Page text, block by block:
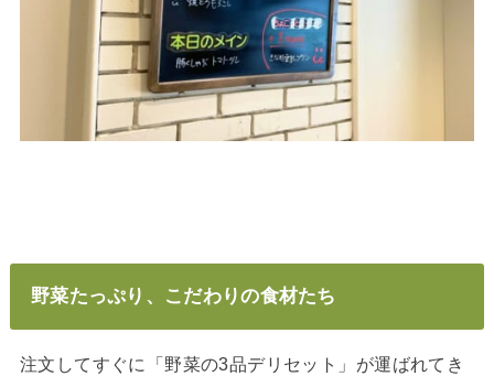
野菜たっぷり、こだわりの食材たち
注文してすぐに「野菜の3品デリセット」が運ばれてき